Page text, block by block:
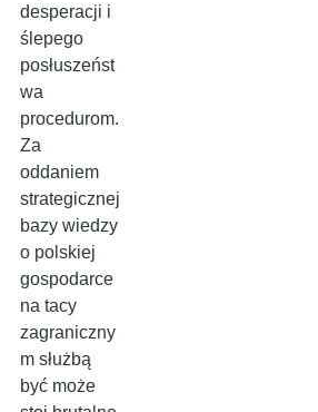
desperacji i
ślepego
posłuszeńst
wa
procedurom.
Za
oddaniem
strategicznej
bazy wiedzy
o polskiej
gospodarce
na tacy
zagraniczny
m służbą
być może